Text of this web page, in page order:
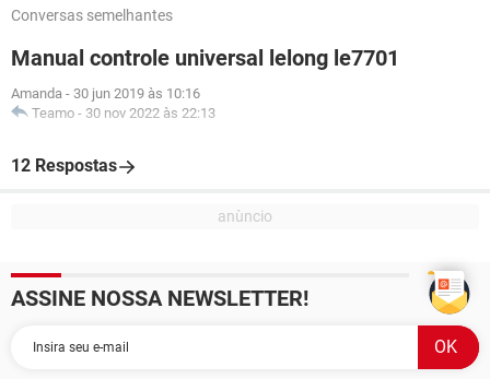
Conversas semelhantes
Manual controle universal lelong le7701
Amanda - 30 jun 2019 às 10:16
Teamo - 30 nov 2022 às 22:13
12 Respostas
ASSINE NOSSA NEWSLETTER!